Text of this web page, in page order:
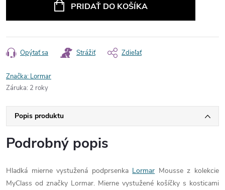
PRIDAŤ DO KOŠÍKA
Opýtať sa Strážiť Zdieľať
Značka: Lormar
Záruka: 2 roky
Popis produktu
Podrobný popis
Hladká mierne vystužená podprsenka Lormar Mousse z kolekcie
MyClass od značky Lormar. Mierne vystužené košíčky s kosticami